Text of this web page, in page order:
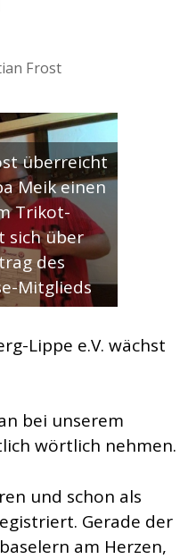
Frost
überreicht
Meik einen
Trikot-
sich über
des
Mitglieds
Lippe e.V. wächst
bei unserem
wörtlich nehmen.
und schon als
Gerade der
am Herzen,